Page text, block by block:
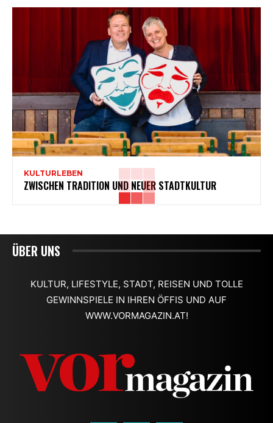
KULTURLEBEN
ZWISCHEN TRADITION UND NEUER STADTKULTUR
ÜBER UNS
KULTUR, LIFESTYLE, STADT, REISEN UND TOLLE
GEWINNSPIELE IN IHREN ÖFFIS UND AUF
WWW.VORMAGAZIN.AT!